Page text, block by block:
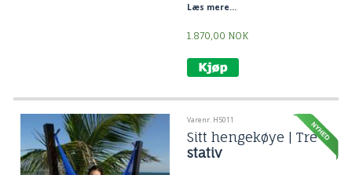
Sterke sømmer, Sterkt stoff, sterkt
ultimate.
Læs mere...
1.870,00 NOK
Varenr. H5011
Sitt hengekøye | Tre
stativ